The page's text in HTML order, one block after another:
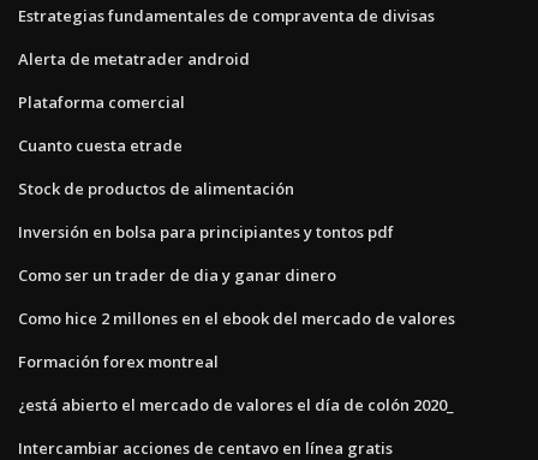
Estrategias fundamentales de compraventa de divisas
Alerta de metatrader android
Plataforma comercial
Cuanto cuesta etrade
Stock de productos de alimentación
Inversión en bolsa para principiantes y tontos pdf
Como ser un trader de dia y ganar dinero
Como hice 2 millones en el ebook del mercado de valores
Formación forex montreal
¿está abierto el mercado de valores el día de colón 2020_
Intercambiar acciones de centavo en línea gratis